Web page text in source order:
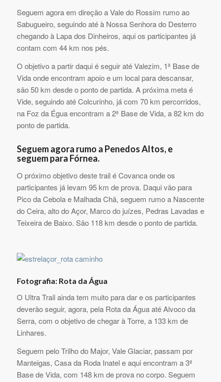
Seguem agora em direção a Vale do Rossim rumo ao
Sabugueiro, seguindo até à Nossa Senhora do Desterro
chegando à Lapa dos Dinheiros, aqui os participantes já
contam com 44 km nos pés.
O objetivo a partir daqui é seguir até Valezim, 1ª Base de
Vida onde encontram apoio e um local para descansar,
são 50 km desde o ponto de partida. A próxima meta é
Vide, seguindo até Colcurinho, já com 70 km percorridos,
na Foz da Égua encontram a 2ª Base de Vida, a 82 km do
ponto de partida.
Seguem agora rumo a Penedos Altos, e
seguem para Fórnea.
O próximo objetivo deste trail é Covanca onde os
participantes já levam 95 km de prova. Daqui vão para
Pico da Cebola e Malhada Chã, seguem rumo a Nascente
do Ceira, alto do Açor, Marco do juízes, Pedras Lavadas e
Teixeira de Baixo. São 118 km desde o ponto de partida.
Fotografia: Rota da Água
O Ultra Trail ainda tem muito para dar e os participantes
deverão seguir, agora, pela Rota da Água até Alvoco da
Serra, com o objetivo de chegar à Torre, a 133 km de
Linhares.
Seguem pelo Trilho do Major, Vale Glaciar, passam por
Manteigas, Casa da Roda Inatel e aqui encontram a 3ª
Base de Vida, com 148 km de prova no corpo. Seguem